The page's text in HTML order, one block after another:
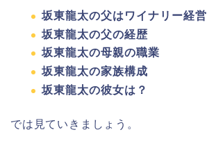
坂東龍太の父はワイナリー経営
坂東龍太の父の経歴
坂東龍太の母親の職業
坂東龍太の家族構成
坂東龍太の彼女は？
では見ていきましょう。